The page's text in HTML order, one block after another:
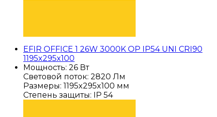
EFIR OFFICE 1 26W 3000K OP IP54 UNI CRI90
1195x295x100
Мощность: 26 Вт
Световой поток: 2820 Лм
Размеры: 1195x295x100 мм
Степень защиты: IP 54